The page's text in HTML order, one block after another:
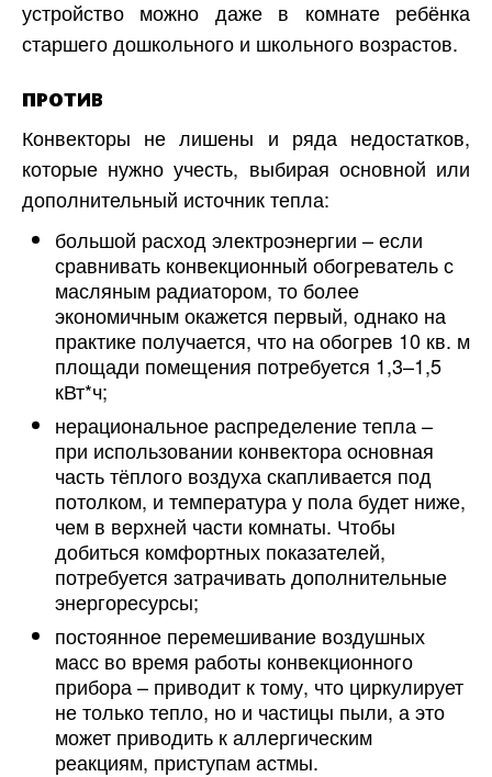
устройство можно даже в комнате ребёнка
старшего дошкольного и школьного возрастов.
ПРОТИВ
Конвекторы не лишены и ряда недостатков,
которые нужно учесть, выбирая основной или
дополнительный источник тепла:
большой расход электроэнергии – если
сравнивать конвекционный обогреватель с
масляным радиатором, то более
экономичным окажется первый, однако на
практике получается, что на обогрев 10 кв. м
площади помещения потребуется 1,3–1,5
кВт*ч;
нерациональное распределение тепла –
при использовании конвектора основная
часть тёплого воздуха скапливается под
потолком, и температура у пола будет ниже,
чем в верхней части комнаты. Чтобы
добиться комфортных показателей,
потребуется затрачивать дополнительные
энергоресурсы;
постоянное перемешивание воздушных
масс во время работы конвекционного
прибора – приводит к тому, что циркулирует
не только тепло, но и частицы пыли, а это
может приводить к аллергическим
реакциям, приступам астмы.